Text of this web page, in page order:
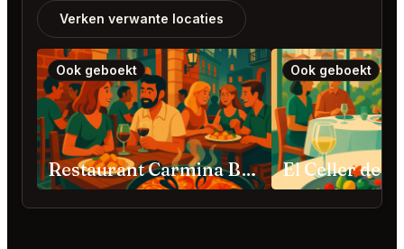
Verken verwante locaties
Ook geboekt
Restaurant Carmina Barcelona
Ook geboekt